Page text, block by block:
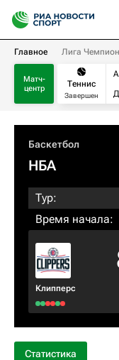
Главное Лига
Матч-
центр
Теннис
Завершен
Баскетбол
НБА
Тур:
Время начала:
Клипперс
Статистика